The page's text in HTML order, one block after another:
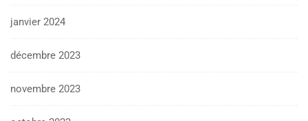
janvier 2024
décembre 2023
novembre 2023